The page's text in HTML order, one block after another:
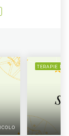
TERAPIE